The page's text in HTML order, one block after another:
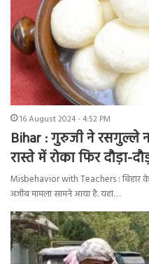
16 August 2024 - 4:52 PM
Bihar : गुरुजी ने रसगुल्ले
रास्ते में रोका फिर दौड़ा-
Misbehavior with Teachers : बिहार
अजीब मामला सामने आया है. यहां…